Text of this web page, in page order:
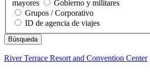
mayores
Gobierno y militares
Grupos / Corporativo
ID de agencia de viajes
River Terrace Resort and Convention Center